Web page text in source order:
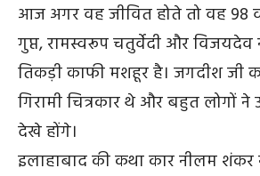
आज अगर वह जीवित होते तो वह 98
गुप्त, रामस्वरूप चतुर्वेदी और विजयदेव
तिकड़ी काफी मशहूर है। जगदीश जी
गिरामी चित्रकार थे और बहुत लोगों ने
देखे होंगे।
इलाहाबाद की कथा कार नीलम